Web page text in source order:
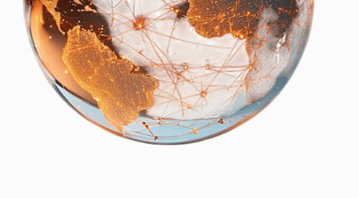
Подключиться
1200 руб./мес.
Двухдиапазонный роутер до
300 Мбит/с
от 200 ₽ /
мес
Однодиапазонный роутер до
100 Мбит/с
Подробнее
от 100 ₽ / мес